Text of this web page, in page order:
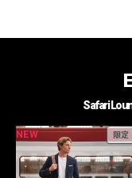
Safari
NEW 限定